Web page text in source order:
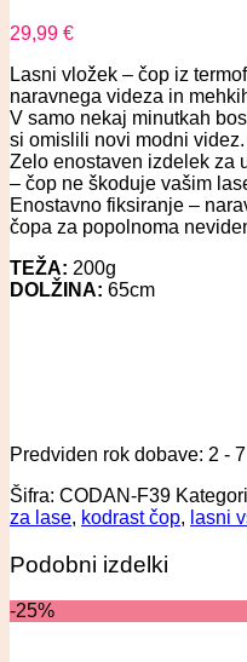
29,99 €
Lasni vložek – čop iz
naravnega videza in
V samo nekaj minutkah
si omislili novi modni videz.
Zelo enostaven izdelek za
– čop ne škoduje vašim
Enostavno fiksiranje –
čopa za popolnoma
TEŽA: 200g
DOLŽINA: 65cm
Predviden rok dobave: 2 -
Šifra: CODAN-F39
za lase, kodrast čop, lasni
Podobni izdelki
-25%